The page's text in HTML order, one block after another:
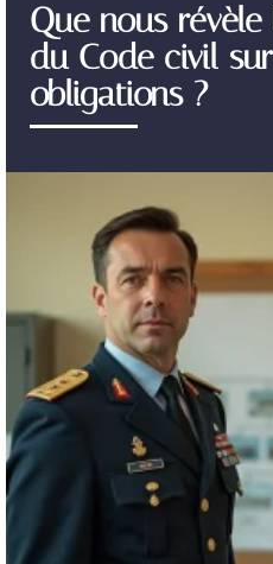
Que nous révèle
du Code civil
obligations ?